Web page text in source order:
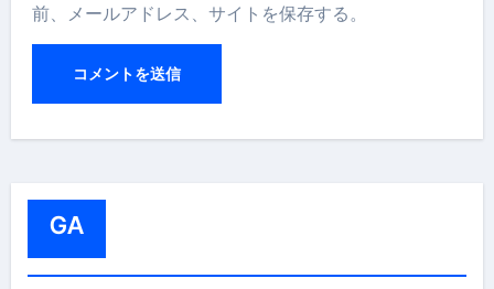
前、メールアドレス、サイトを保存する。
GA